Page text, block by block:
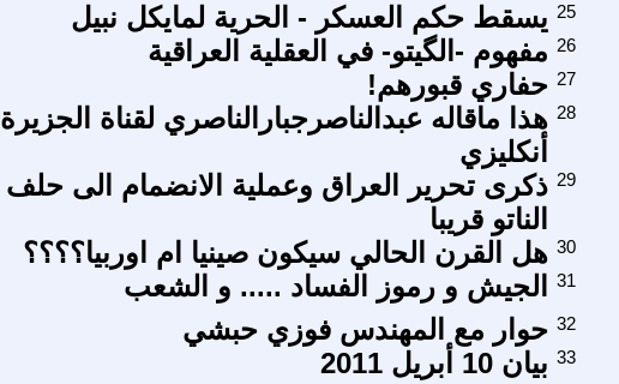
يسقط حكم العسكر - الحرية لمايكل نبيل 25
مفهوم -الگيتو- في العقلية العراقية 26
حفاري قبورهم! 27
هذا ماقاله عبدالناصرجبارالناصري لقناة الجزيرة
أنكليزي
28
ذكرى تحرير العراق وعملية الانضمام الى حلف
الناتو قريبا
29
هل القرن الحالي سيكون صينيا ام اوربيا؟؟؟؟ 30
الجيش و رموز الفساد ..... و الشعب 31
حوار مع المهندس فوزي حبشي 32
بيان 10 أبريل 2011 33